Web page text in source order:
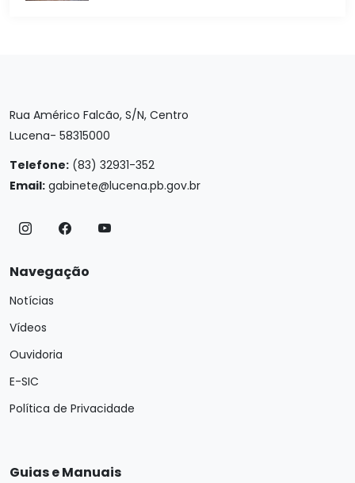
Rua Américo Falcão, S/N, Centro
Lucena- 58315000
Telefone: (83) 32931-352
Email: gabinete@lucena.pb.gov.br
Navegação
Notícias
Vídeos
Ouvidoria
E-SIC
Política de Privacidade
Guias e Manuais